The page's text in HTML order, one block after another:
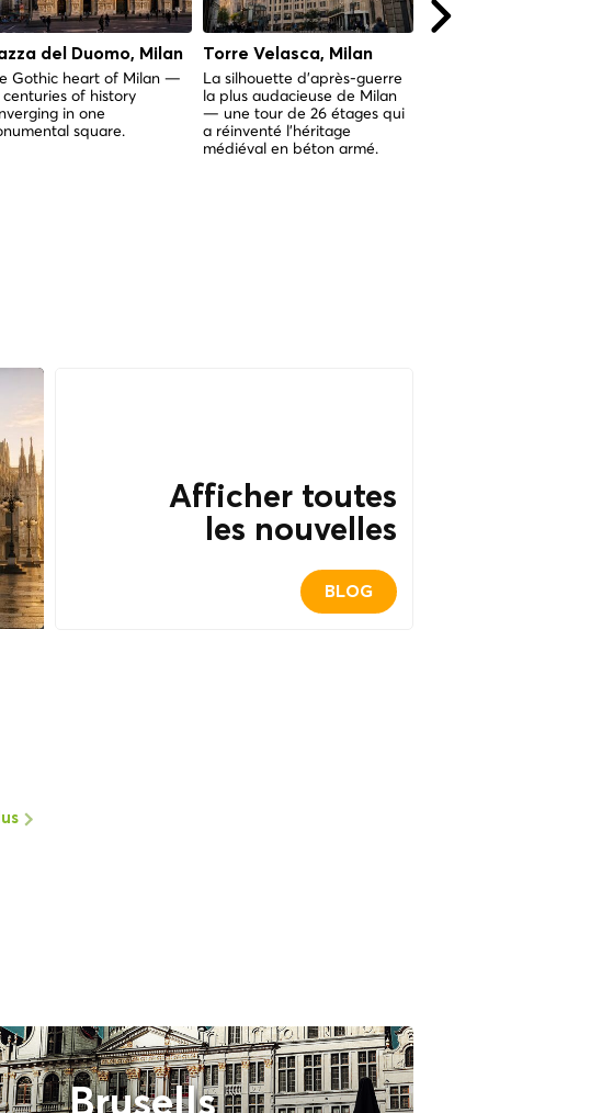
del Duomo, Milan
Gothic heart of Milan —
centuries of history
in one
square.
Torre Velasca, Milan
La silhouette d'après-guerre
la plus audacieuse de Milan
— une tour de 26 étages qui
a réinventé l'héritage
médiéval en béton armé.
Afficher toutes
les nouvelles
BLOG